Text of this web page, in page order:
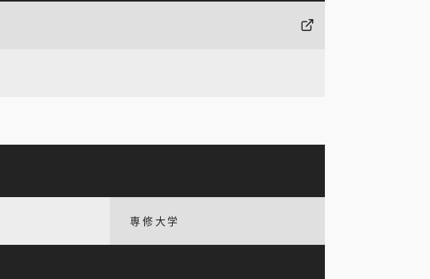
専修大学